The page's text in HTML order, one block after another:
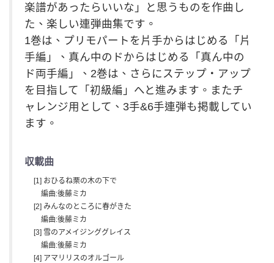
楽譜があったらいいな」と思うものを作曲し
た、楽しい連弾曲集です。
1巻は、プリモパートを片手からはじめる「片
手編」、真ん中のドからはじめる「真ん中の
ド両手編」、2巻は、さらにステップ・アップ
を目指して「初級編」へと進みます。またチ
ャレンジ用として、3手&6手連弾も掲載してい
ます。
収載曲
[1] おひるね栗の木の下で
編曲:後藤ミカ
[2] みんなのところに春がきた
編曲:後藤ミカ
[3] 雪のアメイジンググレイス
編曲:後藤ミカ
[4] アマリリスのオルゴール